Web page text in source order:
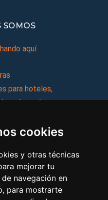
cookies
y otras técnicas
mejorar tu
navegación en
para mostrarte
SOMOS
aquí
para hoteles,
hostales,
Condiciones de uso